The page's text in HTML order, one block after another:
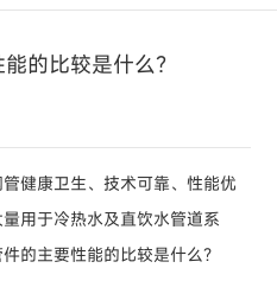
的比较是什么？
健康卫生、技术可靠、性能优
用于冷热水及直饮水管道系
的主要性能的比较是什么？